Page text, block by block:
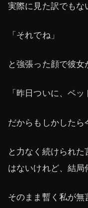
実際に見た訳でもな
「それでね」
と強張った顔で彼女
「昨日ついに、ベ
だからもしかしたら
と力なく続けられ
はないけれど、結局
そのまま暫く私が